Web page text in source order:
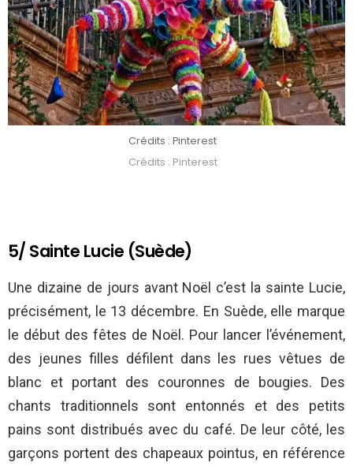
Crédits : Pinterest
Crédits : Pinterest
5/ Sainte Lucie (Suède)
Une dizaine de jours avant Noël c’est la sainte Lucie,
précisément, le 13 décembre. En Suède, elle marque
le début des fêtes de Noël. Pour lancer l’événement,
des jeunes filles défilent dans les rues vêtues de
blanc et portant des couronnes de bougies. Des
chants traditionnels sont entonnés et des petits
pains sont distribués avec du café. De leur côté, les
garçons portent des chapeaux pointus, en référence